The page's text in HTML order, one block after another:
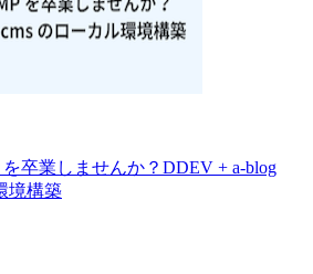
卒業しませんか？DDEV + a-blog
境構築